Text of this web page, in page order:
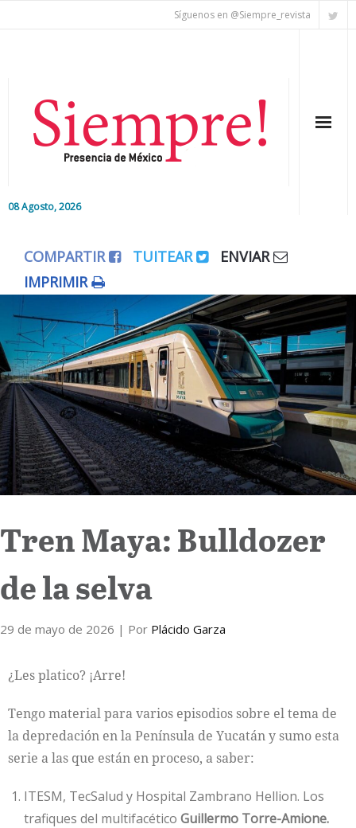
Síguenos en @Siempre_revista
08 Agosto, 2026
Editorial
Nacional
Colaboradores
Internacional
Cultura
COMPARTIR TUITEAR
ENVIAR
IMPRIMIR
Tren Maya: Bulldozer
de la selva
29 de mayo de 2026 | Por Plácido Garza
¿Les platico? ¡Arre!
Tengo material para varios episodios sobre el tema de
la depredación en la Península de Yucatán y sumo esta
serie a las que están en proceso, a saber:
ITESM, TecSalud y Hospital Zambrano Hellion. Los
trafiques del multifacético Guillermo Torre-Amione.